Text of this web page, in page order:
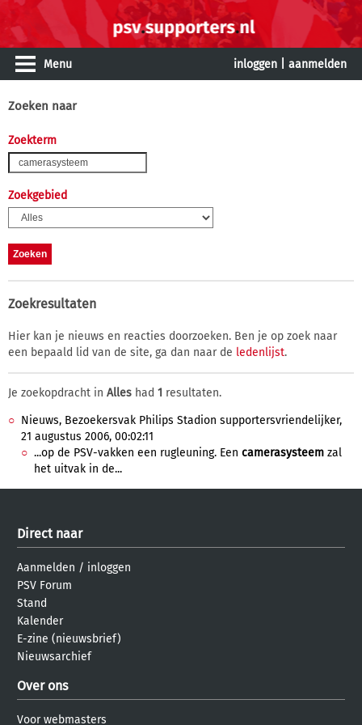
Menu inloggen aanmelden
Zoeken naar
Zoekterm
Zoekgebied
Zoekresultaten
Hier kan je nieuws en reacties doorzoeken. Ben je op zoek naar
een bepaald lid van de site, ga dan naar de ledenlijst.
Je zoekopdracht in Alles had 1 resultaten.
Nieuws, Bezoekersvak Philips Stadion supportersvriendelijker,
21 augustus 2006, 00:02:11
...op de PSV-vakken een rugleuning. Een camerasysteem zal
het uitvak in de...
Direct naar
Aanmelden / inloggen
PSV Forum
Stand
Kalender
E-zine (nieuwsbrief)
Nieuwsarchief
Over ons
Voor webmasters